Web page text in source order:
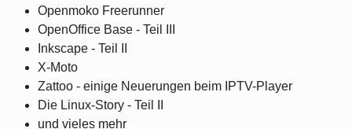
Openmoko Freerunner
OpenOffice Base - Teil III
Inkscape - Teil II
X-Moto
Zattoo - einige Neuerungen beim IPTV-Player
Die Linux-Story - Teil II
und vieles mehr